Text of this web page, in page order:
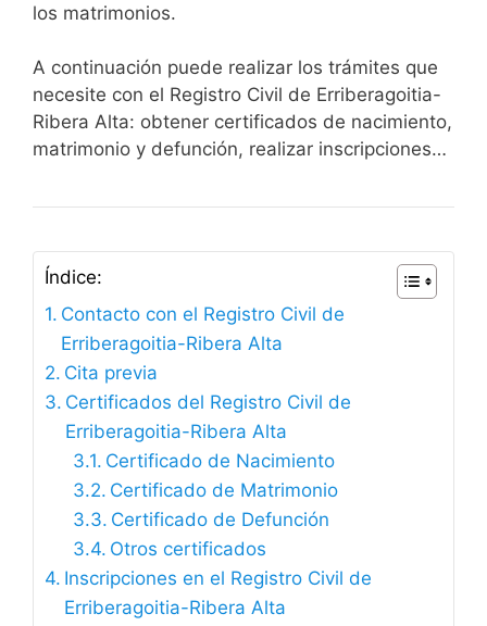
los matrimonios.
A continuación puede realizar los trámites que
necesite con el Registro Civil de Erriberagoitia-
Ribera Alta: obtener certificados de nacimiento,
matrimonio y defunción, realizar inscripciones…
Índice:
Contacto con el Registro Civil de
Erriberagoitia-Ribera Alta
Cita previa
Certificados del Registro Civil de
Erriberagoitia-Ribera Alta
Certificado de Nacimiento
Certificado de Matrimonio
Certificado de Defunción
Otros certificados
Inscripciones en el Registro Civil de
Erriberagoitia-Ribera Alta